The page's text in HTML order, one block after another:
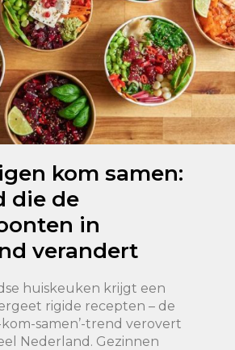
kom samen:
die de
in
verandert
huiskeuken krijgt een
rigide recepten – de
kom-samen’-trend verovert
Nederland. Gezinnen